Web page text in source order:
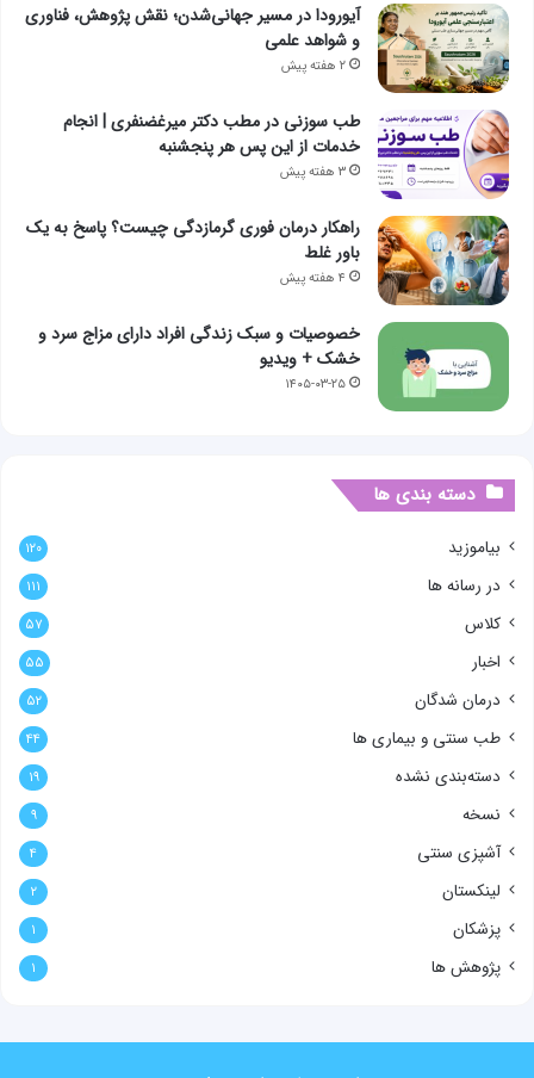
آیورودا در مسیر جهانی‌شدن؛ نقش پژوهش، فناوری
و شواهد علمی
۲ هفته پیش
طب سوزنی در مطب دکتر میرغضنفری | انجام
خدمات از این پس هر پنجشنبه
۳ هفته پیش
راهکار درمان فوری گرمازدگی چیست؟ پاسخ به یک
باور غلط
۴ هفته پیش
خصوصیات و سبک زندگی افراد دارای مزاج سرد و
خشک + ویدیو
۱۴۰۵-۰۳-۲۵
دسته بندی ها
بیاموزید ۱۲۰
در رسانه ها ۱۱۱
کلاس ۵۷
اخبار ۵۵
درمان شدگان ۵۲
طب سنتی و بیماری ها ۴۴
دسته‌بندی نشده ۱۹
نسخه ۹
آشپزی سنتی ۴
لینکستان ۲
پزشکان ۱
پژوهش ها ۱